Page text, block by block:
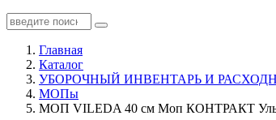
Главная
Каталог
УБОРОЧНЫЙ ИНВЕНТАРЬ И
МОПы
МОП VILEDA 40 см Моп КОНТРАКТ